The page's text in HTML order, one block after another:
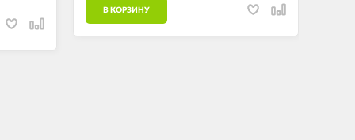
В КОРЗИНУ